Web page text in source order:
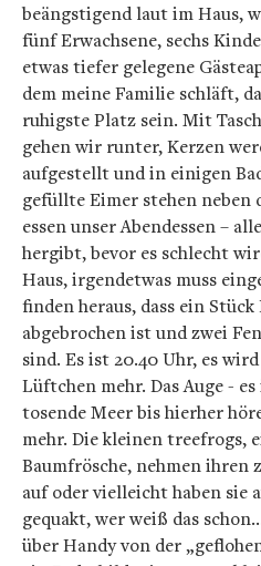
beängstigend laut im Haus,
fünf Erwachsene, sechs
etwas tiefer gelegene
dem meine Familie schläft,
ruhigste Platz sein. Mit
gehen wir runter, Kerzen
aufgestellt und in einigen
gefüllte Eimer stehen
essen unser Abendessen –
hergibt, bevor es schlecht
Haus, irgendetwas muss
finden heraus, dass ein Stück
abgebrochen ist und zwei
sind. Es ist 20.40 Uhr, es
Lüftchen mehr. Das Auge -
tosende Meer bis hierher
mehr. Die kleinen treefrogs,
Baumfrösche, nehmen ihren
auf oder vielleicht haben sie
gequakt, wer weiß das
über Handy von der